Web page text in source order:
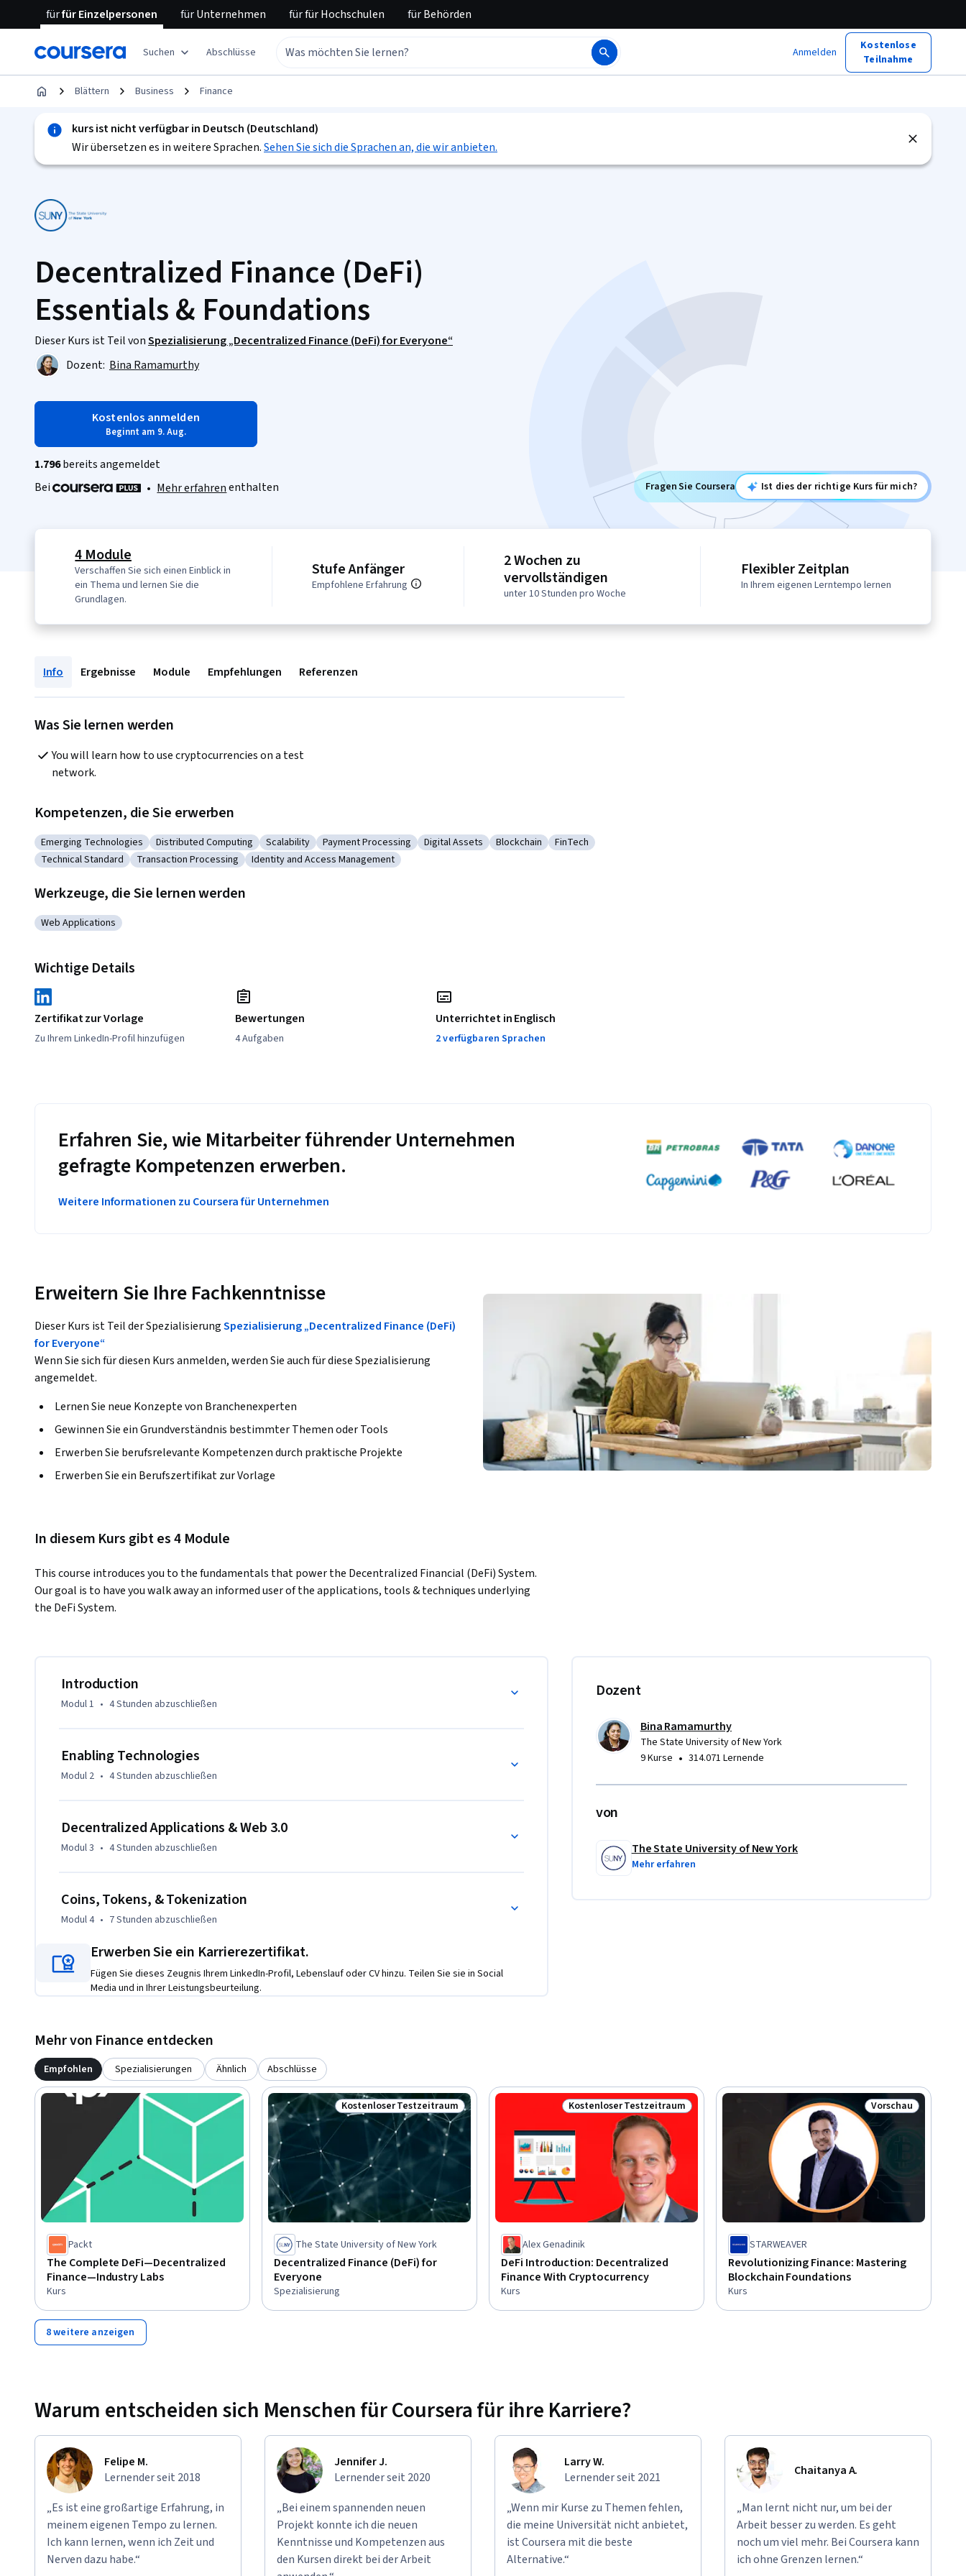
fürfür Einzelpersonen fürUnternehmen fürfür Hochschulen fürBehörden
Suchen Abschlüsse Anmelden
Kostenlose
Teilnahme
Blättern Business Finance
kurs ist nicht verfügbar in Deutsch (Deutschland)
Wir übersetzen es in weitere Sprachen.Sehen Sie sich die Sprachen an, die wir anbieten.
Decentralized Finance (DeFi)
Essentials & Foundations
Dieser Kurs ist Teil vonSpezialisierung „Decentralized Finance (DeFi) for Everyone“
Dozent: Bina Ramamurthy
Kostenlos anmelden
Beginnt am 9. Aug.
1.796bereits angemeldet
Bei
• Mehr erfahrenenthalten Fragen Sie Coursera Ist dies der richtige Kurs für mich?
4 Module
Verschaffen Sie sich einen Einblick in
ein Thema und lernen Sie die
Grundlagen.
Stufe Anfänger
Empfohlene Erfahrung
2 Wochen zu
vervollständigen
unter 10 Stunden pro Woche
Flexibler Zeitplan
In Ihrem eigenen Lerntempo lernen
Info Ergebnisse Module Empfehlungen Referenzen
Was Sie lernen werden
You will learn how to use cryptocurrencies on a test
network.
Kompetenzen, die Sie erwerben
Kategorie: Emerging Technologies
Emerging Technologies Kategorie: Distributed Computing
Distributed Computing Kategorie: Scalability
Scalability Kategorie: Payment Processing
Payment Processing Kategorie: Digital Assets
Digital Assets Kategorie: Blockchain
Blockchain Kategorie: FinTech
FinTech
Kategorie: Technical Standard
Technical Standard Kategorie: Transaction Processing
Transaction Processing Kategorie: Identity and Access Management
Identity and Access Management
Werkzeuge, die Sie lernen werden
Kategorie: Web Applications
Web Applications
Wichtige Details
Zertifikat zur Vorlage
Zu Ihrem LinkedIn-Profil hinzufügen
Bewertungen
4 Aufgaben
Unterrichtet in Englisch
2 verfügbaren Sprachen
Erfahren Sie, wie Mitarbeiter führender Unternehmen
gefragte Kompetenzen erwerben.
Weitere Informationen zu Coursera für Unternehmen
Erweitern Sie Ihre Fachkenntnisse
Dieser Kurs ist Teil der SpezialisierungSpezialisierung „Decentralized Finance (DeFi)
for Everyone“
Wenn Sie sich für diesen Kurs anmelden, werden Sie auch für diese Spezialisierung
angemeldet.
Lernen Sie neue Konzepte von Branchenexperten
Gewinnen Sie ein Grundverständnis bestimmter Themen oder Tools
Erwerben Sie berufsrelevante Kompetenzen durch praktische Projekte
Erwerben Sie ein Berufszertifikat zur Vorlage
In diesem Kurs gibt es 4 Module
This course introduces you to the fundamentals that power the Decentralized Financial (DeFi) System.
Our goal is to have you walk away an informed user of the applications, tools & techniques underlying
the DeFi System.
Introduction
Modul 1 • 4 Stunden abzuschließen
Enabling Technologies
Modul 2 • 4 Stunden abzuschließen
Decentralized Applications & Web 3.0
Modul 3 • 4 Stunden abzuschließen
Coins, Tokens, & Tokenization
Modul 4 • 7 Stunden abzuschließen
Erwerben Sie ein Karrierezertifikat.
Fügen Sie dieses Zeugnis Ihrem LinkedIn-Profil, Lebenslauf oder CV hinzu. Teilen Sie sie in Social
Media und in Ihrer Leistungsbeurteilung.
Dozent
Bina Ramamurthy
The State University of New York
9 Kurse • 314.071 Lernende
von
The State University of New York
Mehr erfahren
Mehr von Finance entdecken
Empfohlen Spezialisierungen Ähnlich Abschlüsse
Packt
The Complete DeFi—Decentralized
Finance—Industry Labs
Kurs
Status: Kostenloser Testzeitraum
Kostenloser Testzeitraum
The State University of New York
Decentralized Finance (DeFi) for
Everyone
Spezialisierung
Status: Kostenloser Testzeitraum
Kostenloser Testzeitraum
Alex Genadinik
DeFi Introduction: Decentralized
Finance With Cryptocurrency
Kurs
Status: Vorschau
Vorschau
STARWEAVER
Revolutionizing Finance: Mastering
Blockchain Foundations
Kurs
8 weitere anzeigen
Warum entscheiden sich Menschen für Coursera für ihre Karriere?
Felipe M.
Lernender seit 2018
„Es ist eine großartige Erfahrung, in
meinem eigenen Tempo zu lernen.
Ich kann lernen, wenn ich Zeit und
Nerven dazu habe.“
Jennifer J.
Lernender seit 2020
„Bei einem spannenden neuen
Projekt konnte ich die neuen
Kenntnisse und Kompetenzen aus
den Kursen direkt bei der Arbeit
Larry W.
Lernender seit 2021
„Wenn mir Kurse zu Themen fehlen,
die meine Universität nicht anbietet,
ist Coursera mit die beste
Alternative.“
Chaitanya A.
„Man lernt nicht nur, um bei der
Arbeit besser zu werden. Es geht
noch um viel mehr. Bei Coursera kann
ich ohne Grenzen lernen.“